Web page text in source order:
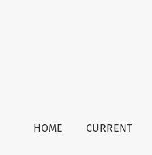
HOME CURRENT